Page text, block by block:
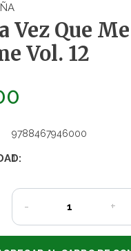
Vez Que
Vol. 12
9788467946000
1
- +